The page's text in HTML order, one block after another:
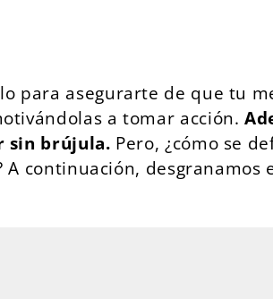
para asegurarte de que tu
a tomar acción.
sin brújula. Pero, ¿cómo se
A continuación,